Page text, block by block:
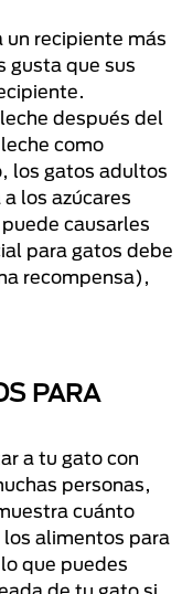
un recipiente más
gusta que sus
después del
como
los gatos adultos
los azúcares
causarles
para gatos debe
recompensa),
PARA
a tu gato con
personas,
cuánto
los alimentos para
que puedes